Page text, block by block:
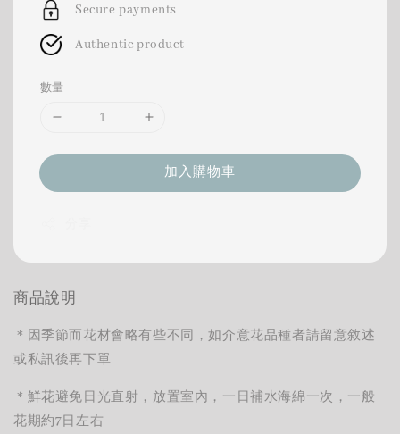
Secure payments
Authentic product
數量
加入購物車
商品說明
＊因季節而花材會略有些不同，如介意花品種者請留意敘述
或私訊後再下單
＊鮮花避免日光直射，放置室內，一日補水海綿一次，一般
花期約7日左右